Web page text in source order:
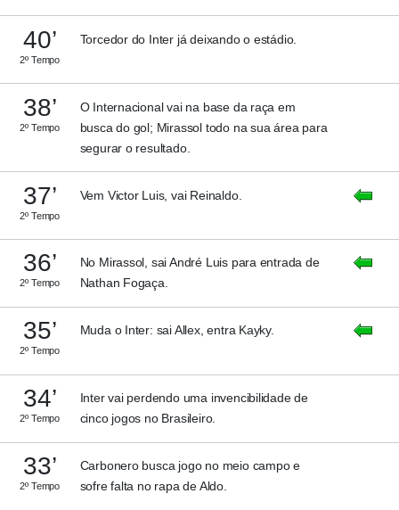
40’
2º Tempo
Torcedor do Inter já deixando o estádio.
38’
2º Tempo
O Internacional vai na base da raça em
busca do gol; Mirassol todo na sua área para
segurar o resultado.
37’
2º Tempo
Vem Victor Luis, vai Reinaldo.
36’
2º Tempo
No Mirassol, sai André Luis para entrada de
Nathan Fogaça.
35’
2º Tempo
Muda o Inter: sai Allex, entra Kayky.
34’
2º Tempo
Inter vai perdendo uma invencibilidade de
cinco jogos no Brasileiro.
33’
2º Tempo
Carbonero busca jogo no meio campo e
sofre falta no rapa de Aldo.